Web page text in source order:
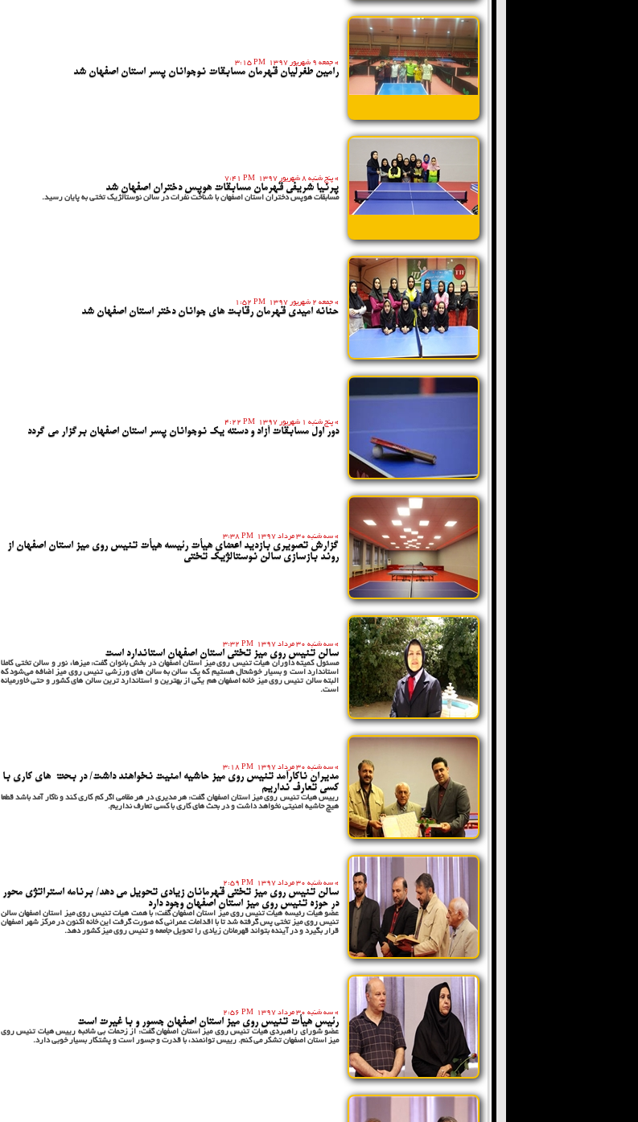
» جمعه 9 شهریور 1397 3:15 PM
رامین طغرلیان قهرمان مسابقات نوجوانان پسر استان اصفهان شد
» پنج شنبه 8 شهریور 1397 7:41 PM
پرنیا شریفی قهرمان مسابقات هوپس دختران اصفهان شد
مسابقات هوپس دختران استان اصفهان با شناخت نفرات در سالن نوستالژیک تختی به پایان رسید.
» جمعه 2 شهریور 1397 1:52 PM
حنانه امیدی قهرمان رقابت های جوانان دختر استان اصفهان شد
» پنج شنبه 1 شهریور 1397 4:22 PM
دور اول مسابقات آزاد و دسته یک نوجوانان پسر استان اصفهان برگزار می گردد
» سه شنبه 30 مرداد 1397 3:38 PM
گزارش تصویری بازدید اعضای هیأت رئیسه هیأت تنیس روی میز استان اصفهان از
روند بازسازی سالن نوستالژیک تختی
» سه شنبه 30 مرداد 1397 3:32 PM
سالن تنیس روی میز تختی استان اصفهان استاندارد است
مسئول کمیته داوران هیات تنیس روی میز استان اصفهان در بخش بانوان گفت: میزها، نور و سالن تختی کاملا
استاندارد است و بسیار خوشحال هستیم که یک سالن به سالن های ورزشی تنیس روی میز اضافه می‌شود که
البته سالن تنیس روی میز خانه اصفهان هم یکی از بهترین و استاندارد ترین سالن های کشور و حتی خاورمیانه
است.
» سه شنبه 30 مرداد 1397 3:18 PM
مدیران ناکارآمد تنیس روی میز حاشیه امنیت نخواهند داشت/ در بحث های کاری با
کسی تعارف نداریم
رییس هیات تنیس روی میز استان اصفهان گفت: هر مدیری در هر مقامی اگر کم کاری کند و ناکار آمد باشد قطعا
هیچ حاشیه امنیتی نخواهد داشت و در بحث های کاری با کسی تعارف نداریم.
» سه شنبه 30 مرداد 1397 2:59 PM
سالن تنیس روی میز تختی قهرمانان زیادی تحویل می دهد/ برنامه استراتژی محور
در حوزه تنیس روی میز استان اصفهان وجود دارد
عضو هیات رئیسه هیات تنیس روی میز استان اصفهان گفت: با همت هیات تنیس روی میز استان اصفهان سالن
تنیس روی میز تختی پس گرفته شد تا با اقدامات عمرانی که صورت گرفت این خانه اکنون در مرکز شهر اصفهان
قرار بگیرد و در آینده بتواند قهرمانان زیادی را تحویل جامعه و تنیس روی میز کشور دهد.
» سه شنبه 30 مرداد 1397 2:56 PM
رئیس هیأت تنیس روی میز استان اصفهان جسور و با غیرت است
عضو شورای راهبردی هیات تنیس روی میز استان اصفهان گفت: از زحمات بی شائبه رییس هیات تنیس روی
میز استان اصفهان تشکر می کنم. رییس توانمند، با قدرت و جسور است و پشتکار بسیار خوبی دارد.